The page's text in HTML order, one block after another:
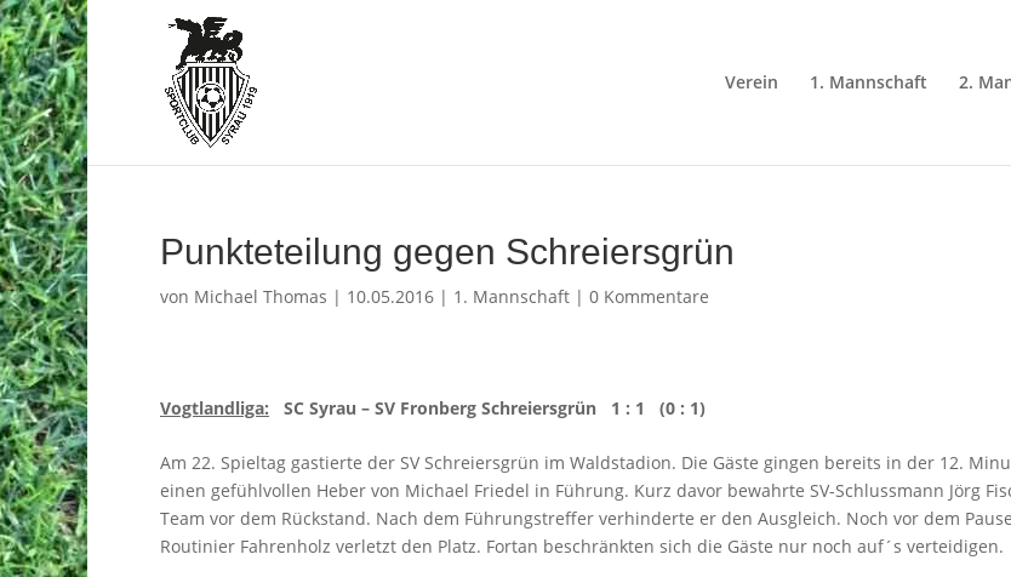
Verein 1. Mannschaft 2.
Punkteteilung gegen Schreiersgrün
von Michael Thomas | 10.05.2016 | 1. Mannschaft | 0 Kommentare
Vogtlandliga: SC Syrau – SV Fronberg Schreiersgrün 1 : 1 (0 : 1)
Am 22. Spieltag gastierte der SV Schreiersgrün im Waldstadion. Die Gäste gingen bereits in der 12.
einen gefühlvollen Heber von Michael Friedel in Führung. Kurz davor bewahrte SV-Schlussmann Jörg
Team vor dem Rückstand. Nach dem Führungstreffer verhinderte er den Ausgleich. Noch vor dem
Routinier Fahrenholz verletzt den Platz. Fortan beschränkten sich die Gäste nur noch auf´s verteidigen.